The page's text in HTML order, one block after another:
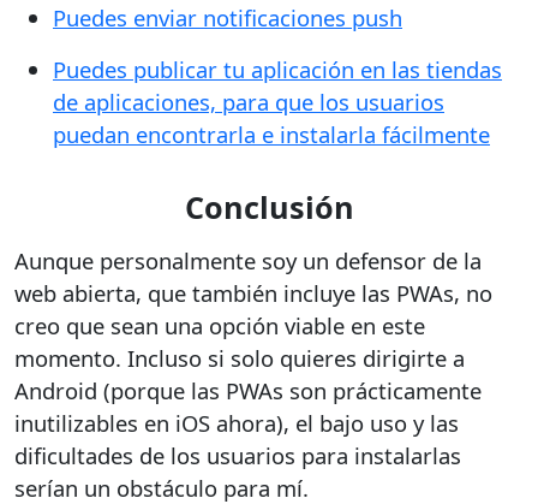
Puedes enviar notificaciones push
Puedes publicar tu aplicación en las tiendas
de aplicaciones, para que los usuarios
puedan encontrarla e instalarla fácilmente
Conclusión
Aunque personalmente soy un defensor de la
web abierta, que también incluye las PWAs, no
creo que sean una opción viable en este
momento. Incluso si solo quieres dirigirte a
Android (porque las PWAs son prácticamente
inutilizables en iOS ahora), el bajo uso y las
dificultades de los usuarios para instalarlas
serían un obstáculo para mí.